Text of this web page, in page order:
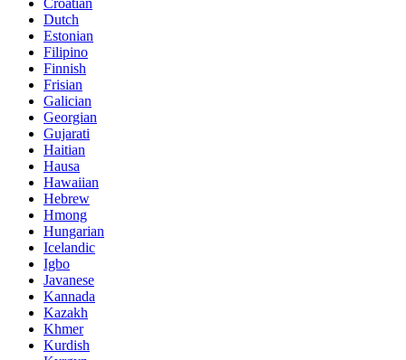
Dutch
Estonian
Filipino
Finnish
Frisian
Galician
Georgian
Gujarati
Haitian
Hausa
Hawaiian
Hebrew
Hmong
Hungarian
Icelandic
Igbo
Javanese
Kannada
Kazakh
Khmer
Kurdish